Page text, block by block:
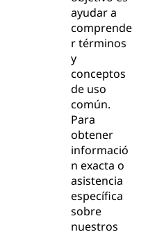
ayudar a
comprende
r términos
y
conceptos
de uso
común.
Para
obtener
informació
n exacta o
asistencia
específica
sobre
nuestros